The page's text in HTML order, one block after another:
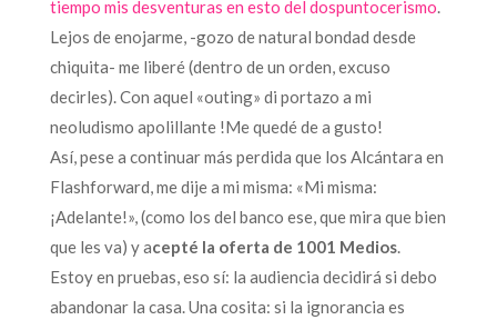
tiempo mis desventuras en esto del dospuntocerismo.
Lejos de enojarme, -gozo de natural bondad desde
chiquita- me liberé (dentro de un orden, excuso
decirles). Con aquel «outing» di portazo a mi
neoludismo apolillante !Me quedé de a gusto!
Así, pese a continuar más perdida que los Alcántara en
Flashforward, me dije a mi misma: «Mi misma:
¡Adelante!», (como los del banco ese, que mira que bien
que les va) y acepté la oferta de 1001 Medios.
Estoy en pruebas, eso sí: la audiencia decidirá si debo
abandonar la casa. Una cosita: si la ignorancia es